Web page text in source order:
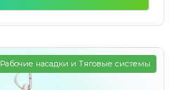
Рабочие насадки и Тяговые системы